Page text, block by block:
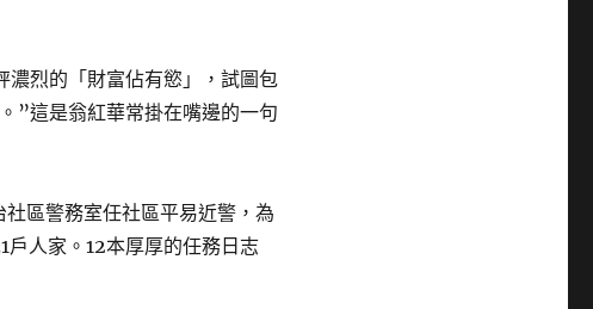
濃烈的「財富佔有慾」，試圖包
”這是翁紅華常掛在嘴邊的一句
區警務室任社區平易近警，為
人家。12本厚厚的任務日志